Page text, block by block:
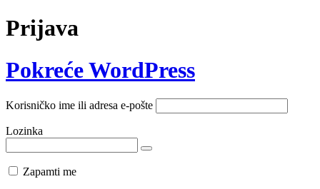
Prijava
Pokreće WordPress
Korisničko ime ili adresa e-pošte
Lozinka
Zapamti me